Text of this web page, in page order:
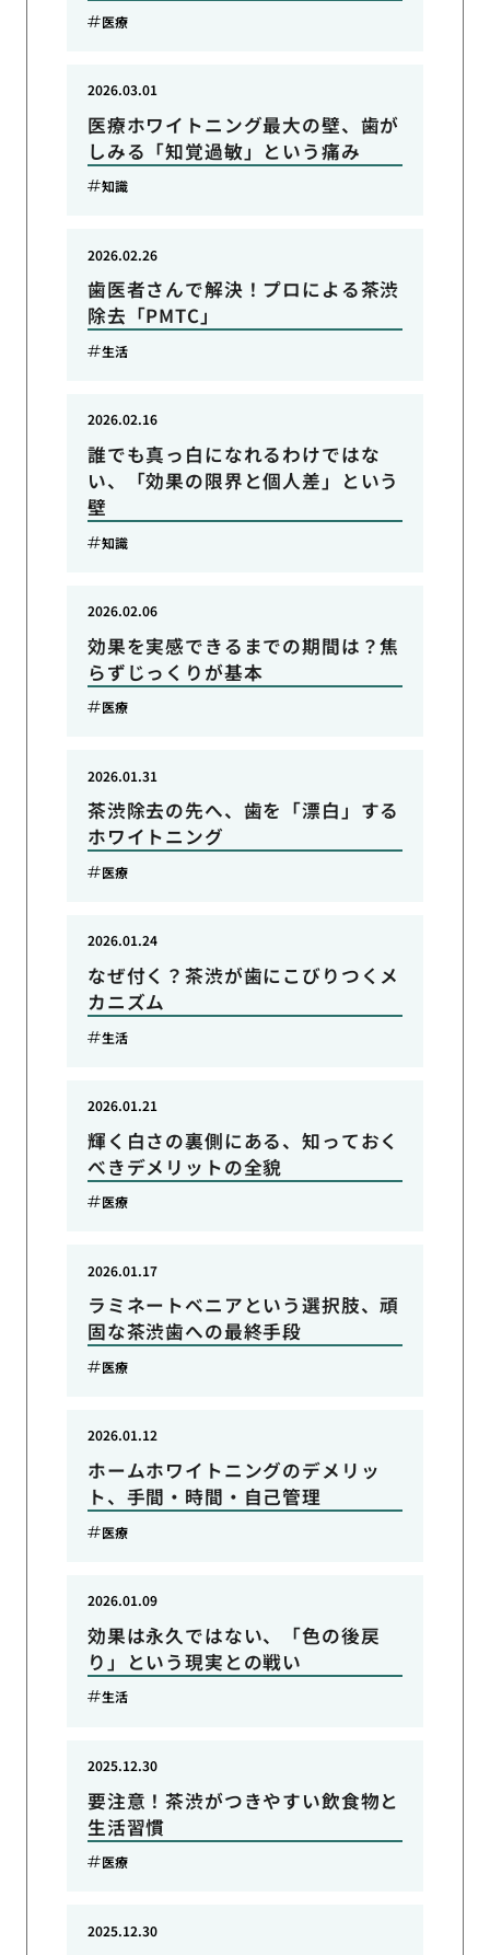
医療
医療ホワイトニング最大の壁、歯が
しみる「知覚過敏」という痛み
2026.03.01
知識
歯医者さんで解決！プロによる茶渋
除去「PMTC」
2026.02.26
生活
誰でも真っ白になれるわけではな
い、「効果の限界と個人差」という
壁
2026.02.16
知識
効果を実感できるまでの期間は？焦
らずじっくりが基本
2026.02.06
医療
茶渋除去の先へ、歯を「漂白」する
ホワイトニング
2026.01.31
医療
なぜ付く？茶渋が歯にこびりつくメ
カニズム
2026.01.24
生活
輝く白さの裏側にある、知っておく
べきデメリットの全貌
2026.01.21
医療
ラミネートベニアという選択肢、頑
固な茶渋歯への最終手段
2026.01.17
医療
ホームホワイトニングのデメリッ
ト、手間・時間・自己管理
2026.01.12
医療
効果は永久ではない、「色の後戻
り」という現実との戦い
2026.01.09
生活
要注意！茶渋がつきやすい飲食物と
生活習慣
2025.12.30
医療
2025.12.30